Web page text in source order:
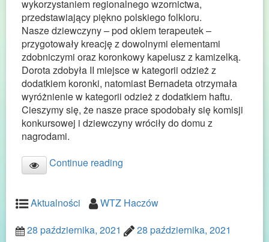
wykorzystaniem regionalnego wzornictwa,
przedstawiający piękno polskiego folkloru.
Nasze dziewczyny – pod okiem terapeutek –
przygotowały kreację z dowolnymi elementami
zdobniczymi oraz koronkowy kapelusz z kamizelką.
Dorota zdobyła II miejsce w kategorii odzież z
dodatkiem koronki, natomiast Bernadeta otrzymała
wyróżnienie w kategorii odzież z dodatkiem haftu.
Cieszymy się, że nasze prace spodobały się komisji
konkursowej i dziewczyny wróciły do domu z
nagrodami.
Continue reading
Aktualności
WTZ Haczów
28 października, 2021
28 października, 2021